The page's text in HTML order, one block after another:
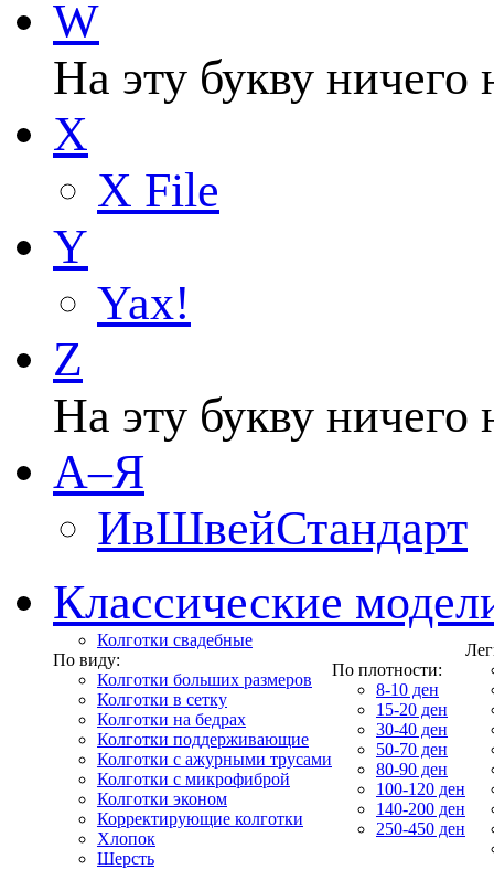
W
На эту букву ничего
X
X File
Y
Yax!
Z
На эту букву ничего
А–Я
ИвШвейСтандарт
Классические
Колготки свадебные
По виду:
Колготки больших размеров
Колготки в сетку
Колготки на бедрах
Колготки поддерживающие
Колготки с ажурными трусами
Колготки с микрофиброй
Колготки эконом
Корректирующие колготки
Хлопок
Шерсть
По плотности:
8-10 ден
15-20 ден
30-40 ден
50-70 ден
80-90 ден
100-120 ден
140-200 ден
250-450 ден